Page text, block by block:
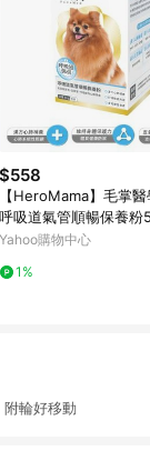
$558
【HeroMama】毛掌
呼吸道氣管順暢保養粉
保養
Yahoo購物中心
1%
好移動